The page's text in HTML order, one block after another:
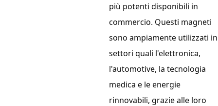
più potenti disponibili in
commercio. Questi magneti
sono ampiamente utilizzati in
settori quali l'elettronica,
l'automotive, la tecnologia
medica e le energie
rinnovabili, grazie alle loro